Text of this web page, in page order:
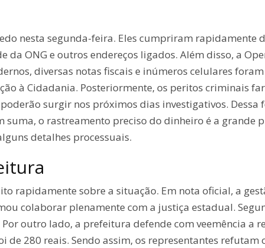
nesta segunda-feira. Eles cumpriram rapidamente
da ONG e outros endereços ligados. Além disso, a
diversas notas fiscais e inúmeros celulares
à Cidadania. Posteriormente, os peritos criminais
surgir nos próximos dias investigativos.
suma, o rastreamento preciso do dinheiro é a grande
detalhes processuais.
rapidamente sobre a situação. Em nota oficial, a
colaborar plenamente com a justiça estadual.
outro lado, a prefeitura defende com veemência a
280 reais. Sendo assim, os representantes